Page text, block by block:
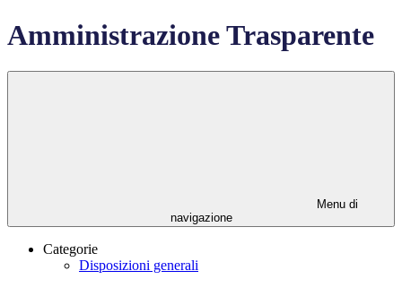
Amministrazione Trasparente
Menu di
navigazione
Categorie
Disposizioni generali